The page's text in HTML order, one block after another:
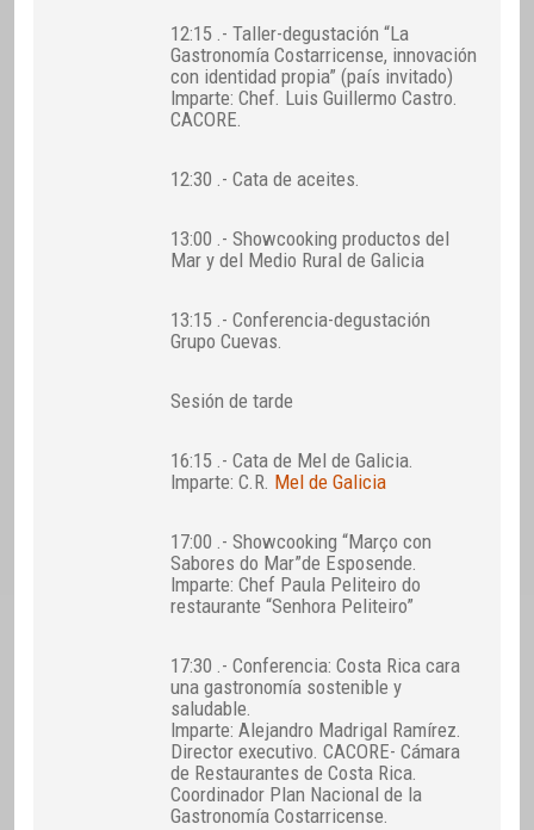
12:15 .- Taller-degustación “La
Gastronomía Costarricense, innovación
con identidad propia” (país invitado)
Imparte: Chef. Luis Guillermo Castro.
CACORE.
12:30 .- Cata de aceites.
13:00 .- Showcooking productos del
Mar y del Medio Rural de Galicia
13:15 .- Conferencia-degustación
Grupo Cuevas.
Sesión de tarde
16:15 .- Cata de Mel de Galicia.
Imparte: C.R. Mel de Galicia
17:00 .- Showcooking “Março con
Sabores do Mar”de Esposende.
Imparte: Chef Paula Peliteiro do
restaurante “Senhora Peliteiro”
17:30 .- Conferencia: Costa Rica cara
una gastronomía sostenible y
saludable.
Imparte: Alejandro Madrigal Ramírez.
Director executivo. CACORE- Cámara
de Restaurantes de Costa Rica.
Coordinador Plan Nacional de la
Gastronomía Costarricense.